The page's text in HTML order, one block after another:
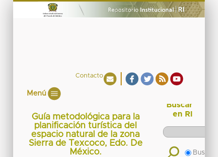
Contacto
Menú
Guía metodológica para la
planificación turística del
espacio natural de la zona
Sierra de Texcoco, Edo. De
México.
Buscar
en RI
Buscar